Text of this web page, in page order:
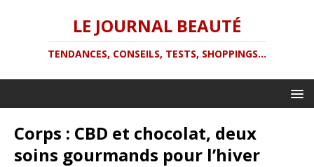
LE JOURNAL BEAUTÉ
TENDANCES, CONSEILS, TESTS, SHOPPINGS...
Corps : CBD et chocolat, deux
soins gourmands pour l’hiver